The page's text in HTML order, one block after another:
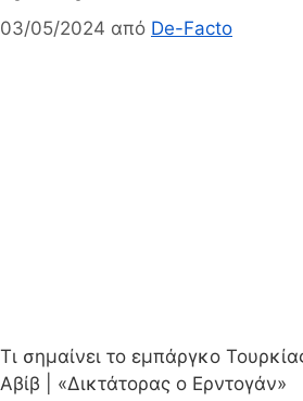
03/05/2024 από De-Facto
Τι σημαίνει το εμπάργκο
Αβίβ | «Δικτάτορας ο Ερντογάν»